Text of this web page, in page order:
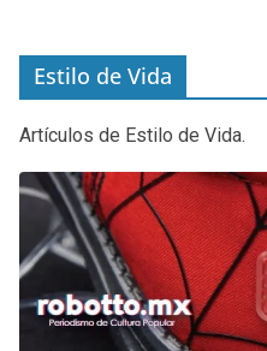
Estilo de Vida
Artículos de Estilo de Vida.